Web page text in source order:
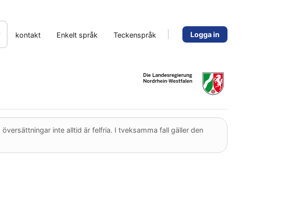
kontakt Enkelt språk Teckenspråk Logga in
inte alltid är felfria. I tveksamma fall gäller den